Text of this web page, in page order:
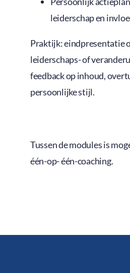
leiderschap en
Praktijk: eindpresentatie
leiderschaps- of
feedback op inhoud,
persoonlijke stijl.
Tussen de modules is
één-op- één-coaching.